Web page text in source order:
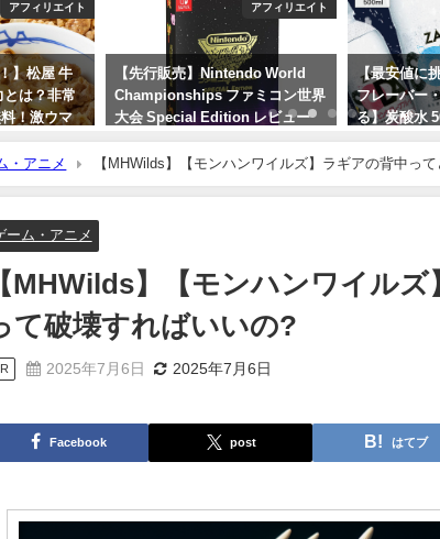
アフィリエイト
】松屋 牛
とは？非常
！激ウマ
アフィリエイト
【先行販売】Nintendo World
Championships ファミコン世界
大会 Special Edition レビュー
ニンテンドー任天堂 7月18日発
売
【最安値に
フレーバー
る】炭酸水
ケース)送料
2024年6月15
・アニメ 【MHWilds】【モンハンワイルズ】ラギアの背中っ
ーム・アニメ
【MHWilds】【モンハンワイル
て破壊すればいいの?
2025年7月6日 2025年7月6日
Facebook post はてブ